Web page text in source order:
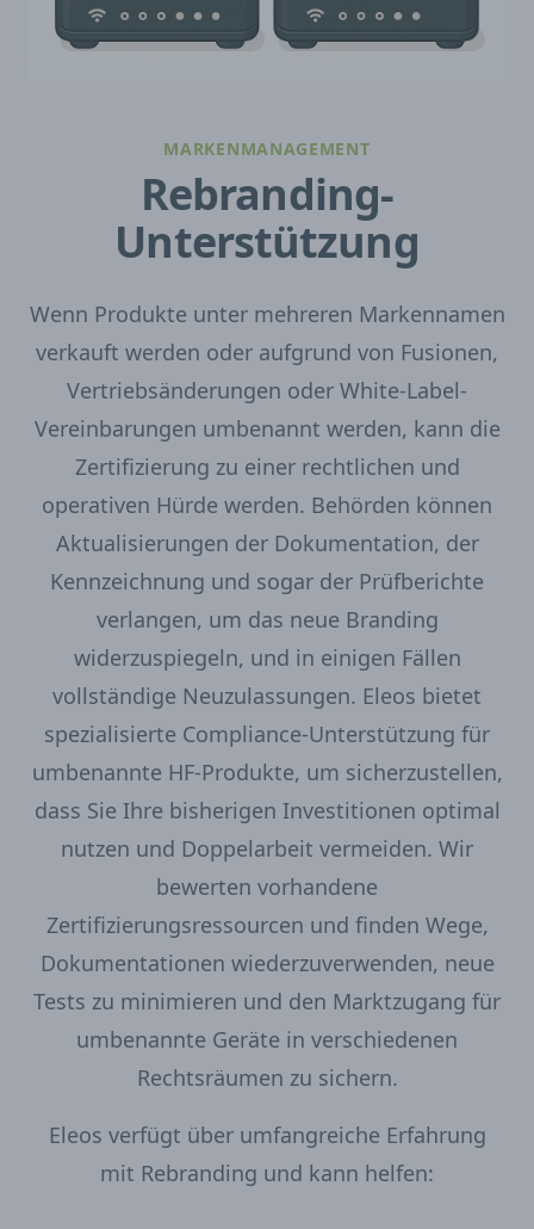
MARKENMANAGEMENT
Rebranding-
Unterstützung
Wenn Produkte unter mehreren Markennamen
verkauft werden oder aufgrund von Fusionen,
Vertriebsänderungen oder White-Label-
Vereinbarungen umbenannt werden, kann die
Zertifizierung zu einer rechtlichen und
operativen Hürde werden. Behörden können
Aktualisierungen der Dokumentation, der
Kennzeichnung und sogar der Prüfberichte
verlangen, um das neue Branding
widerzuspiegeln, und in einigen Fällen
vollständige Neuzulassungen. Eleos bietet
spezialisierte Compliance-Unterstützung für
umbenannte HF-Produkte, um sicherzustellen,
dass Sie Ihre bisherigen Investitionen optimal
nutzen und Doppelarbeit vermeiden. Wir
bewerten vorhandene
Zertifizierungsressourcen und finden Wege,
Dokumentationen wiederzuverwenden, neue
Tests zu minimieren und den Marktzugang für
umbenannte Geräte in verschiedenen
Rechtsräumen zu sichern.
Eleos verfügt über umfangreiche Erfahrung
mit Rebranding und kann helfen: